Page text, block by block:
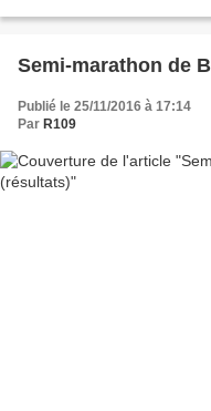
Semi-marathon de
Publié le 25/11/2016 à 17:14
Par R109